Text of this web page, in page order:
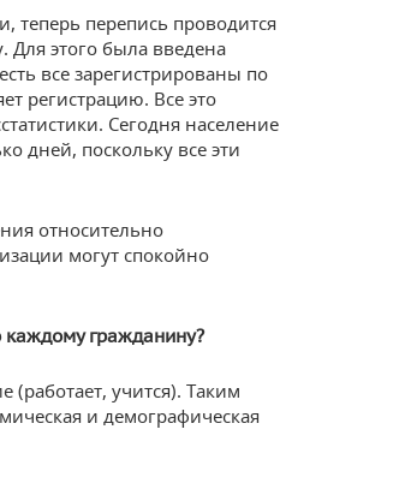
теперь перепись проводится
Для этого была введена
все зарегистрированы по
регистрацию. Все это
Сегодня население
дней, поскольку все эти
относительно
могут спокойно
гражданину?
учится). Таким
и демографическая